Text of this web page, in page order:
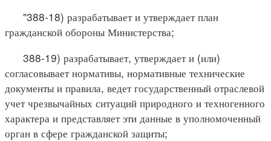
"388-18) разрабатывает и утверждает план
гражданской обороны Министерства;
388-19) разрабатывает, утверждает и (или)
согласовывает нормативы, нормативные технические
документы и правила, ведет государственный отраслевой
учет чрезвычайных ситуаций природного и техногенного
характера и представляет эти данные в уполномоченный
орган в сфере гражданской защиты;